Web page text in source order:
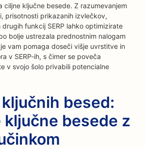
ciljne ključne besede. Z razumevanjem
prisotnosti prikazanih izvlečkov,
funkcij SERP lahko optimizirate
bolje ustrezala prednostnim nalogam
vam pomaga doseči višje uvrstitve in
v SERP-ih, s čimer se poveča
v svojo šolo privabili potencialne
besed:
besede z